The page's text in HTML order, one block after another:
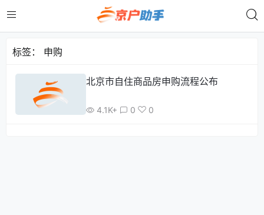
标签： 申购
北京市自住商品房申购流程公布
4.1K+ 0 0